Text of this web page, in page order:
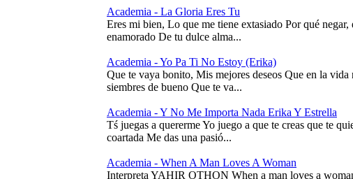
Academia - La Gloria Eres Tu
Eres mi bien, Lo que me tiene extasiado Por qué negar,
enamorado De tu dulce alma...
Academia - Yo Pa Ti No Estoy (Erika)
Que te vaya bonito, Mis mejores deseos Que en la vida
siembres de bueno Que te va...
Academia - Y No Me Importa Nada Erika Y Estrella
Tś juegas a quererme Yo juego a que te creas que te
coartada Me das una pasió...
Academia - When A Man Loves A Woman
Interpreta YAHIR OTHON When a man loves a